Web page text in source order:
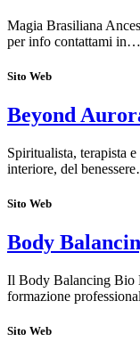
Magia Brasiliana
per info contattami in…
Sito Web
Beyond
Spiritualista, terapista
interiore, del
Sito Web
Body
Il Body Balancing Bio
formazione
Sito Web